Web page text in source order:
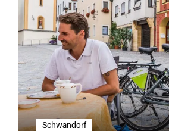
Schwandorf